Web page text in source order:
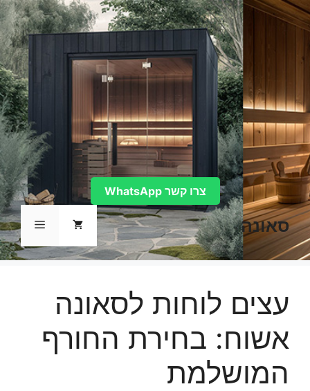
לדלג
לתוכן
סאונה תפריט
צרו קשר WhatsApp
עצים לוחות לסאונה
אשוח: בחירת החורף
המושלמת